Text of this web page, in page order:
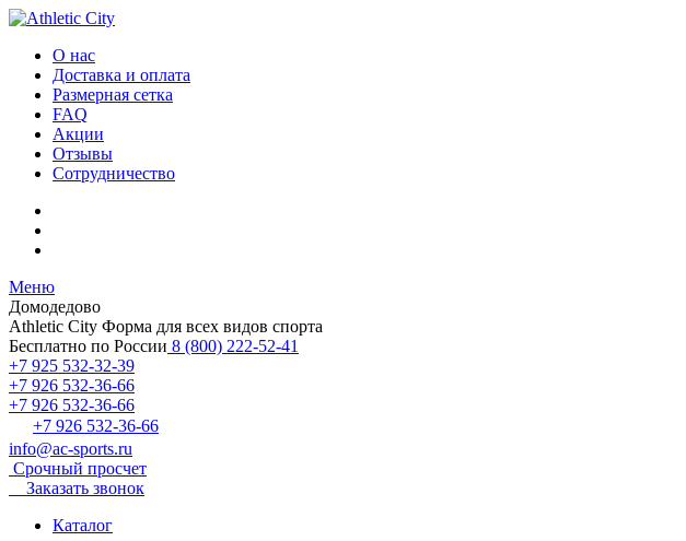
О нас
Доставка и оплата
Размерная сетка
FAQ
Акции
Отзывы
Сотрудничество
Меню
Домодедово
Athletic City Форма для всех видов спорта
Бесплатно по России 8 (800) 222-52-41
+7 925 532-32-39
+7 926 532-36-66
+7 926 532-36-66
+7 926 532-36-66
info@ac-sports.ru
Срочный просчет
Заказать звонок
Каталог